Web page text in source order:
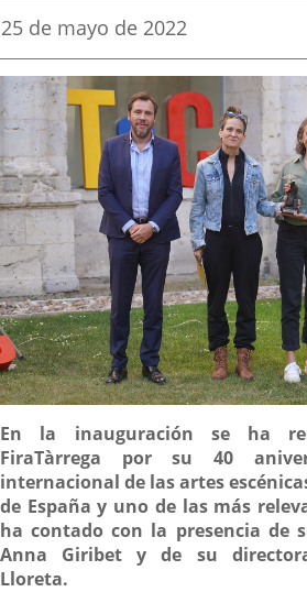
Fecha
la
noticia
25 de mayo de 2022
Descripción
En la inauguración se ha
FiraTàrrega por su 40
internacional de las artes
de España y uno de las más
ha contado con la presencia de
Anna Giribet y de su
Lloreta.